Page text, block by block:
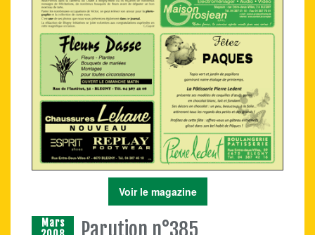
Voir le magazine
Mars
Parution n°385